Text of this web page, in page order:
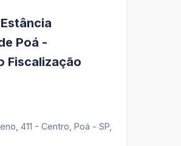
Poá -
Fiscalização
411 - Centro, Poá - SP,